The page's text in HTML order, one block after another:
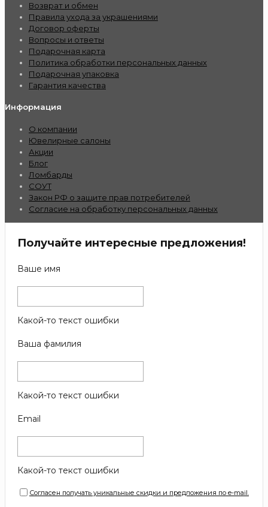
Возврат и обмен
Правила ухода за украшениями
Договор оферты
Вопросы и ответы
Подарочная карта
Политика обработки персональных данных
Подарочная упаковка
Гарантия качества
Информация
О компании
Ювелирные салоны
Акции
Блог
Ломбарды
СОУТ
Закон РФ о защите прав потребителей
Согласие на обработку персональных данных
Получайте интересные предложения!
Ваше имя
Какой-то текст ошибки
Ваша фамилия
Какой-то текст ошибки
Email
Какой-то текст ошибки
Согласен получать уникальные скидки и предложения по e-mail.